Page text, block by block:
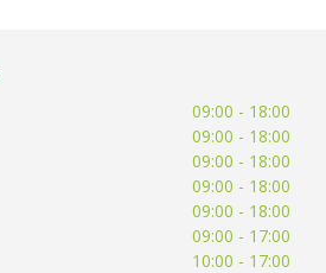
09:00 - 18:00
09:00 - 18:00
09:00 - 18:00
09:00 - 18:00
09:00 - 18:00
09:00 - 17:00
10:00 - 17:00